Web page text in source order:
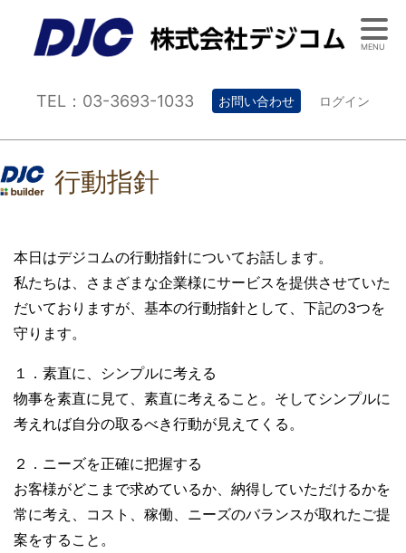
TEL：03-3693-1033 お問い合わせ ログイン
行動指針
本日はデジコムの行動指針についてお話します。
私たちは、さまざまな企業様にサービスを提供させていた
だいておりますが、基本の行動指針として、下記の3つを
守ります。
１．素直に、シンプルに考える
物事を素直に見て、素直に考えること。そしてシンプルに
考えれば自分の取るべき行動が見えてくる。
２．ニーズを正確に把握する
お客様がどこまで求めているか、納得していただけるかを
常に考え、コスト、稼働、ニーズのバランスが取れたご提
案をすること。
MENU